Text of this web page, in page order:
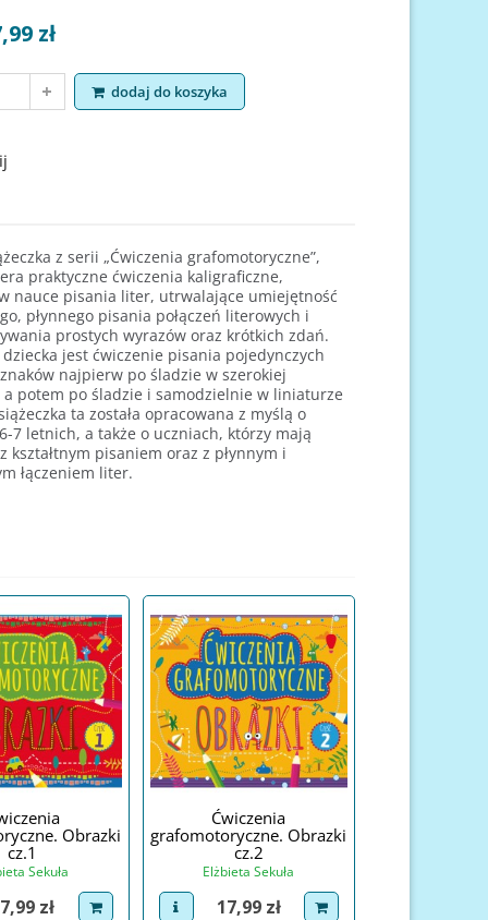
7-8 lat
Cena
12,99 zł
Zadania i łamigłowki 6-7 lat
zł
dodaj do koszyka
z serii „Ćwiczenia grafomotoryczne”,
praktyczne ćwiczenia kaligraficzne,
nauce pisania liter, utrwalające umiejętność
płynnego pisania połączeń literowych i
prostych wyrazów oraz krótkich zdań.
jest ćwiczenie pisania pojedynczych
najpierw po śladzie w szerokiej
potem po śladzie i samodzielnie w liniaturze
ta została opracowana z myślą o
7 letnich, a także o uczniach, którzy mają
kształtnym pisaniem oraz z płynnym i
łączeniem liter.
Obrazki
cz.1
Sekuła
zł dodaj do koszyka
Ćwiczenia
grafomotoryczne. Obrazki
cz.2
Elżbieta Sekuła
view product
Cena
17,99 zł dodaj do koszyka